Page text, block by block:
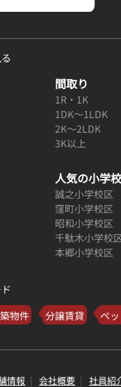
間取り
1R・1K
1DK～1LDK
2K～2LDK
3K以上
人気の小学
誠之小学校区
窪町小学校区
昭和小学校区
千駄木小学校
本郷小学校区
物件 分譲賃貸 ペ
情報 会社概要 社員紹